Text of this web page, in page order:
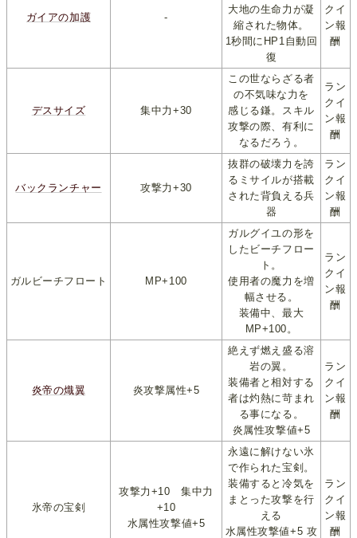
ガイアの加護 -
大地の生命力が凝
縮された物体。
1秒間にHP1自動回
復
クイ
ン報
酬
デスサイズ 集中力+30
この世ならざる者
の不気味な力を
感じる鎌。スキル
攻撃の際、有利に
なるだろう。
ラン
クイ
ン報
酬
バックランチャー 攻撃力+30
抜群の破壊力を誇
るミサイルが搭載
された背負える兵
器
ラン
クイ
ン報
酬
ガルビーチフロート MP+100
ガルグイユの形を
したビーチフロー
ト。
使用者の魔力を増
幅させる。
装備中、最大
MP+100。
ラン
クイ
ン報
酬
炎帝の熾翼 炎攻撃属性+5
絶えず燃え盛る溶
岩の翼。
装備者と相対する
者は灼熱に苛まれ
る事になる。
炎属性攻撃値+5
ラン
クイ
ン報
酬
氷帝の宝剣
攻撃力+10 集中力
+10
水属性攻撃値+5
永遠に解けない氷
で作られた宝剣。
装備すると冷気を
まとった攻撃を行
える
水属性攻撃値+5 攻
ラン
クイ
ン報
酬